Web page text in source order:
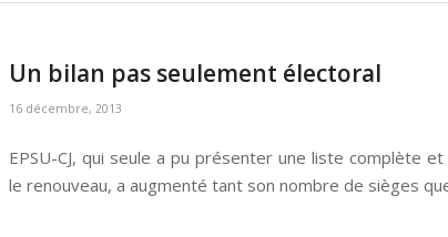
Un bilan pas seulement électoral
16 décembre, 2013
EPSU-CJ, qui seule a pu présenter une liste complète
le renouveau, a augmenté tant son nombre de sièges